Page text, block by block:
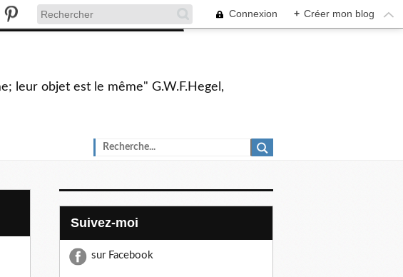
Connexion + Créer mon blog
leur objet est le même" G.W.F.Hegel,
Suivez-moi
sur Facebook